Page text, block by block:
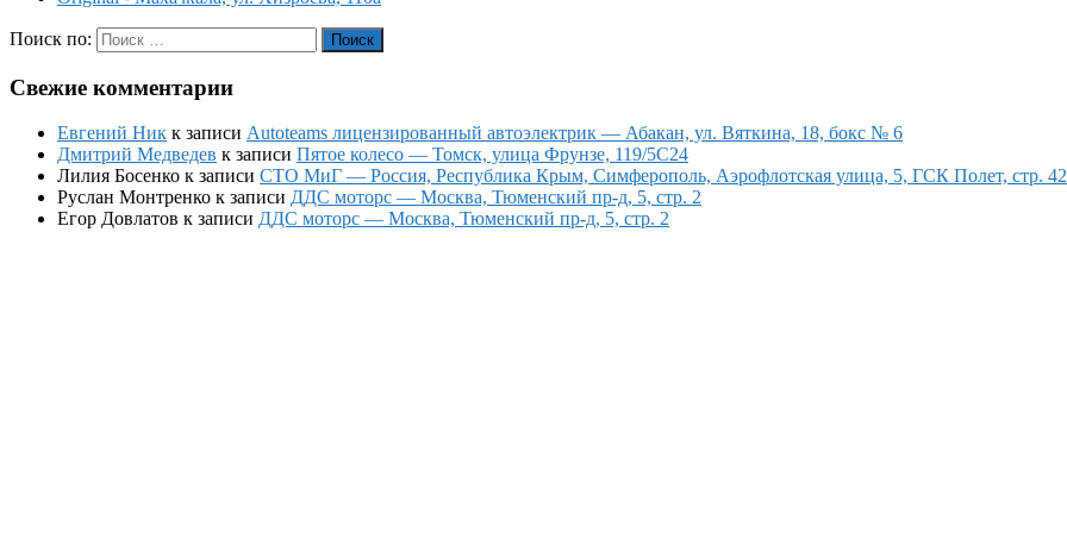
Поиск по: Поиск
Свежие комментарии
Евгений Ник к записи Autoteams лицензированный автоэлектрик — Абакан, ул. Вяткина, 18, бокс № 6
Дмитрий Медведев к записи Пятое колесо — Томск, улица Фрунзе, 119/5С24
Лилия Босенко к записи СТО МиГ — Россия, Республика Крым, Симферополь, Аэрофлотская улица, 5, ГСК Полет, стр.
Руслан Монтренко к записи ДДС моторс — Москва, Тюменский пр-д, 5, стр. 2
Егор Довлатов к записи ДДС моторс — Москва, Тюменский пр-д, 5, стр. 2